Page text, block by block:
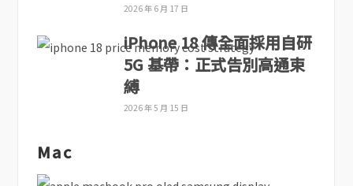
2026 年 6 月 17 日
iPhone 18 傳全面採用自研
5G 基帶：正式告別高通束
縛
2026 年 5 月 15 日
Mac